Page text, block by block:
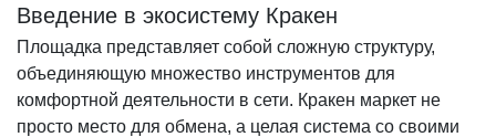
Введение в экосистему Кракен
Площадка представляет собой сложную структуру,
объединяющую множество инструментов для
комфортной деятельности в сети. Кракен маркет не
просто место для обмена, а целая система со своими